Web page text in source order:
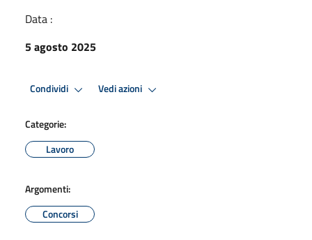
Data :
5 agosto 2025
Condividi Vedi azioni
Categorie:
Lavoro
Argomenti:
Concorsi